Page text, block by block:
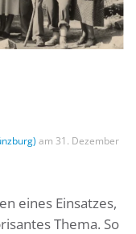
am 31. Dezember
eines Einsatzes,
Thema. So